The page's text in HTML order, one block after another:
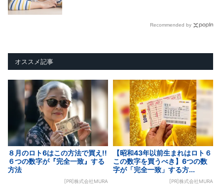
Recommended by
オススメ記事
８月のロト6はこの方法で買え!!
６つの数字が『完全一致』する
方法
[PR]株式会社MURA
【昭和43年以前生まれはロト６
この数字を買うべき】6つの数
字が「完全一致」する方...
[PR]株式会社MURA